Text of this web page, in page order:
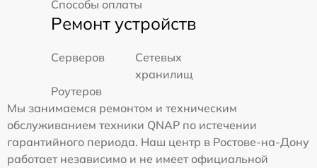
Способы оплаты
Ремонт устройств
Серверов
Сетевых
хранилищ
Роутеров
Мы занимаемся ремонтом и техническим
обслуживанием техники QNAP по истечении
гарантийного периода. Наш центр в Ростове-на-Дону
работает независимо и не имеет официальной